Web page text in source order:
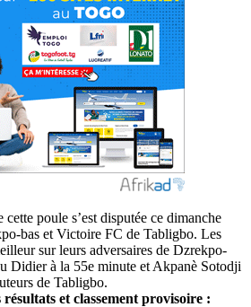
poule s’est disputée ce dimanche
bas et Victoire FC de Tabligbo. Les
sur leurs adversaires de Dzrekpo-
Didier à la 55e minute et Akpanè Sotodji
de Tabligbo.
et classement provisoire :